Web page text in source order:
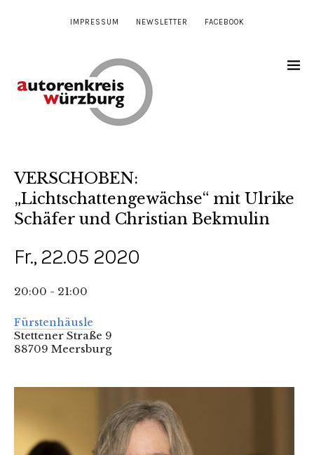
IMPRESSUM NEWSLETTER FACEBOOK
VERSCHOBEN:
„Lichtschattengewächse“ mit Ulrike
Schäfer und Christian Bekmulin
Fr., 22.05 2020
20:00 - 21:00
Fürstenhäusle
Stettener Straße 9
88709 Meersburg